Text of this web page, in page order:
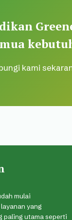
kami
mulai
yang
paling utama seperti